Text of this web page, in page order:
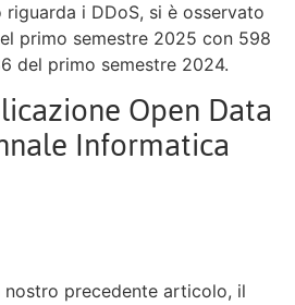
i DDoS, si è osservato
primo semestre 2025 con 598
del primo semestre 2024.
Open Data
Informatica
precedente articolo, il